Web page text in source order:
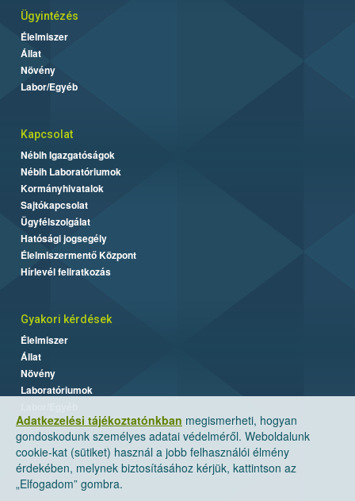
Adatkezelési tájékoztatónkban megismerheti, hogyan
gondoskodunk személyes adatai védelméről. Weboldalunk
cookie-kat (sütiket) használ a jobb felhasználói élmény
érdekében, melynek biztosításához kérjük, kattintson az
„Elfogadom” gombra.
Ügyintézés
Élelmiszer
Állat
Növény
Labor/Egyéb
Kapcsolat
Nébih Igazgatóságok
Nébih Laboratóriumok
Kormányhivatalok
Sajtókapcsolat
Ügyfélszolgálat
Hatósági jogsegély
Élelmiszermentő Központ
Hírlevél feliratkozás
Gyakori kérdések
Élelmiszer
Állat
Növény
Laboratóriumok